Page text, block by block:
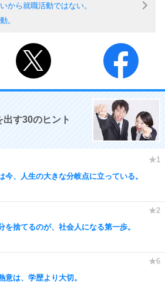
から就職活動ではない。
。
す30のヒント
今、人生の大きな分岐点に立っている。
を捨てるのが、社会人になる第一歩。
意は、学歴より大切。